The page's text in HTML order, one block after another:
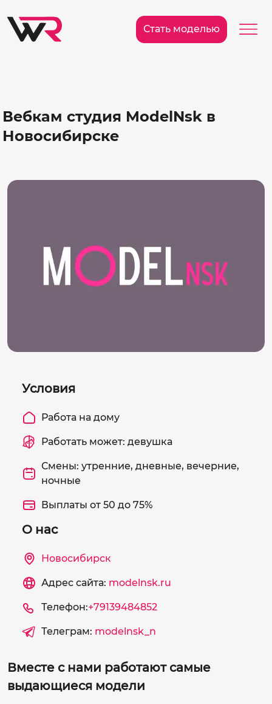
Стать моделью
Вебкам студия ModelNsk в
Новосибирске
Условия
Работа на дому
Работать может: девушка
Смены: утренние, дневные, вечерние,
ночные
Выплаты от 50 до 75%
О нас
Новосибирск
Адрес сайта: modelnsk.ru
Телефон:+79139484852
Телеграм: modelnsk_n
Вместе с нами работают самые
выдающиеся модели